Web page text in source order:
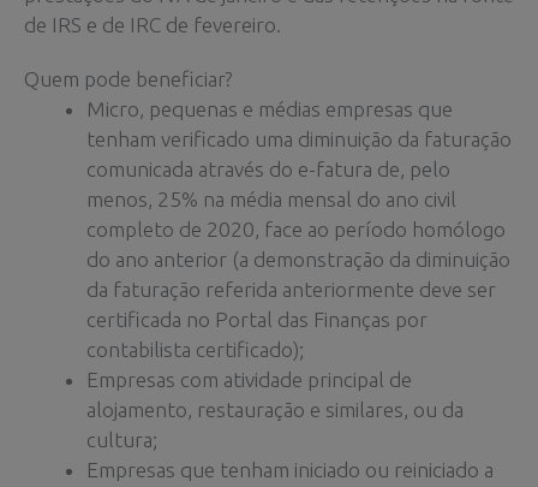
de IRS e de IRC de fevereiro.
Quem pode beneficiar?
Micro, pequenas e médias empresas que
tenham verificado uma diminuição da faturação
comunicada através do e-fatura de, pelo
menos, 25% na média mensal do ano civil
completo de 2020, face ao período homólogo
do ano anterior (a demonstração da diminuição
da faturação referida anteriormente deve ser
certificada no Portal das Finanças por
contabilista certificado);
Empresas com atividade principal de
alojamento, restauração e similares, ou da
cultura;
Empresas que tenham iniciado ou reiniciado a